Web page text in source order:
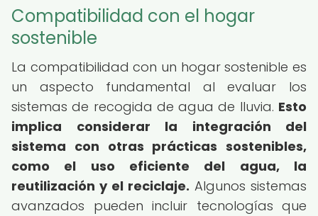
Compatibilidad con el hogar
sostenible
La compatibilidad con un hogar sostenible es
un aspecto fundamental al evaluar los
sistemas de recogida de agua de lluvia. Esto
implica considerar la integración del
sistema con otras prácticas sostenibles,
como el uso eficiente del agua, la
reutilización y el reciclaje. Algunos sistemas
avanzados pueden incluir tecnologías que